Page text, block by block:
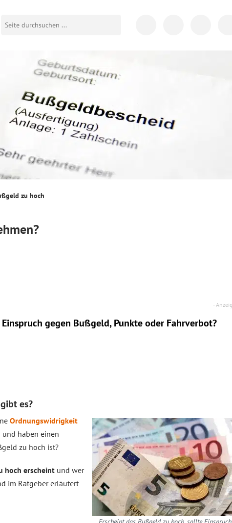
zu hoch
Einspruch gegen Bußgeld, Punkte oder Fahrverbot?
es?
Ordnungswidrigkeit
haben einen
zu hoch ist?
hoch erscheint und wer
im Ratgeber erläutert